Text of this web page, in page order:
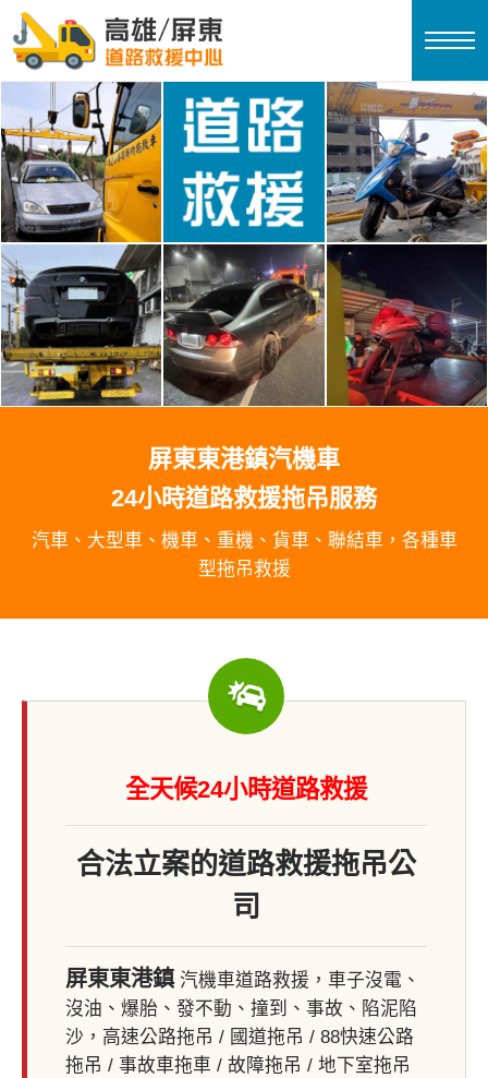
屏東東港鎮汽機車
24小時道路救援拖吊服務
汽車、大型車、機車、重機、貨車、聯結車，各種車
型拖吊救援
全天候24小時道路救援
合法立案的道路救援拖吊公
司
屏東東港鎮汽機車道路救援，車子沒電、
沒油、爆胎、發不動、撞到、事故、陷泥陷
沙，高速公路拖吊 / 國道拖吊 / 88快速公路
拖吊 / 事故車拖車 / 故障拖吊 / 地下室拖吊